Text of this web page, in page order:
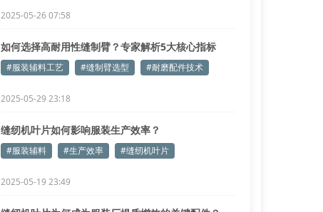
2025-05-26 07:58
如何选择高耐用性缝制臂？专家解析5大核心指标
#服装辅料工艺 #缝制臂选型 #耐磨配件技术
2025-05-29 23:18
缝纫机叶片如何影响服装生产效率？
#服装辅料 #生产效率 #缝纫机叶片
2025-05-19 23:49